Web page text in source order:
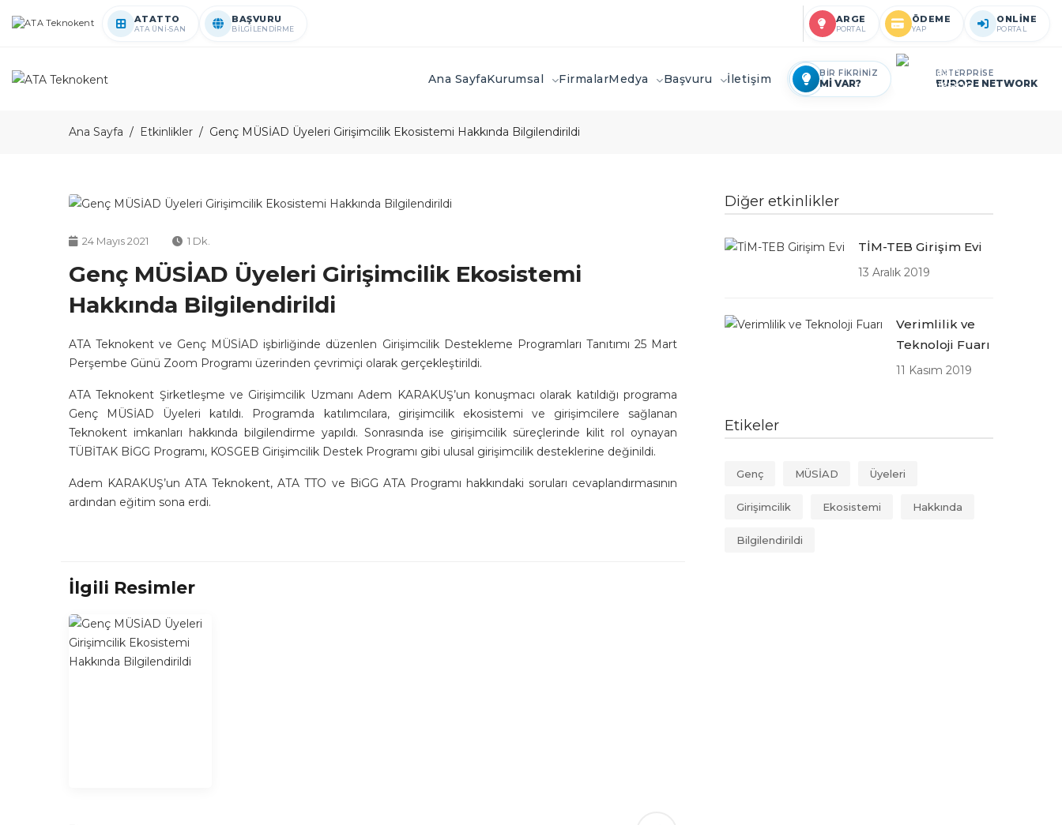
ATATTO
ATA ÜNİ-SAN
BAŞVURU
BİLGİLENDİRME
ARGE
PORTAL
ÖDEME
YAP
ONLİNE
PORTAL
Ana SayfaKurumsal FirmalarMedya Başvuru İletişim BİR FİKRİNİZ
Mİ VAR?
ENTERPRİSE
EUROPE NETWORK
Ana Sayfa Etkinlikler Genç MÜSİAD Üyeleri Girişimcilik Ekosistemi Hakkında Bilgilendirildi
24 Mayıs 2021 1 Dk.
Genç MÜSİAD Üyeleri Girişimcilik Ekosistemi
Hakkında Bilgilendirildi
ATA Teknokent ve Genç MÜSİAD işbirliğinde düzenlen Girişimcilik Destekleme Programları Tanıtımı 25 Mart
Perşembe Günü Zoom Programı üzerinden çevrimiçi olarak gerçekleştirildi.
ATA Teknokent Şirketleşme ve Girişimcilik Uzmanı Adem KARAKUŞ’un konuşmacı olarak katıldığı programa
Genç MÜSİAD Üyeleri katıldı. Programda katılımcılara, girişimcilik ekosistemi ve girişimcilere sağlanan
Teknokent imkanları hakkında bilgilendirme yapıldı. Sonrasında ise girişimcilik süreçlerinde kilit rol oynayan
TÜBİTAK BİGG Programı, KOSGEB Girişimcilik Destek Programı gibi ulusal girişimcilik desteklerine değinildi.
Adem KARAKUŞ’un ATA Teknokent, ATA TTO ve BiGG ATA Programı hakkındaki soruları cevaplandırmasının
ardından eğitim sona erdi.
İlgili Resimler
Diğer etkinlikler
TİM-TEB Girişim Evi
13 Aralık 2019
Verimlilik ve
Teknoloji Fuarı
11 Kasım 2019
Etikeler
Genç MÜSİAD Üyeleri
Girişimcilik Ekosistemi Hakkında
Bilgilendirildi